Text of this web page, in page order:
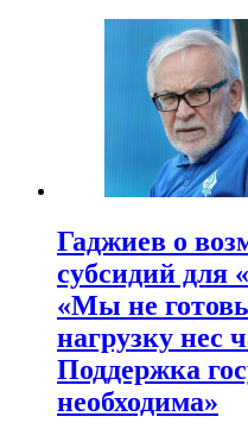
Гаджиев о
субсидий для
«Мы не
нагрузку нес
Поддержка
необходима»